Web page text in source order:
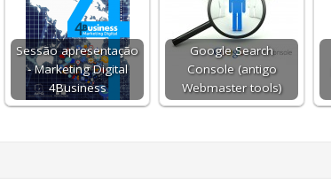
Sessão apresentação
- Marketing Digital
4Business
Google Search
Console (antigo
Webmaster tools)